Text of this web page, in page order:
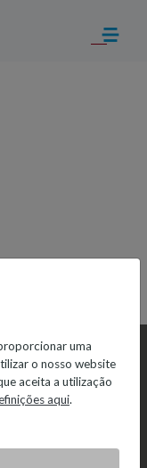
uma
o nosso website
aceita a utilização
aqui.